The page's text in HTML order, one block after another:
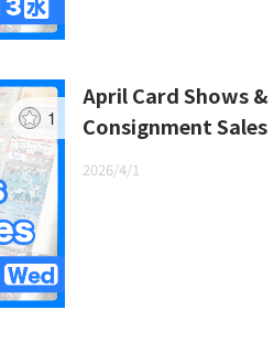
1
April Card Shows &
Consignment Sales
2026/4/1